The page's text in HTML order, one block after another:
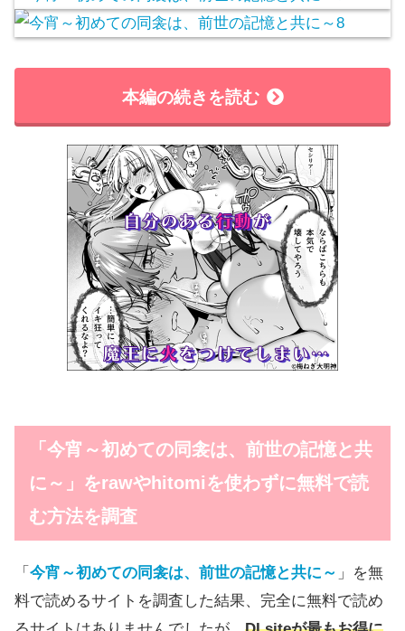
本編の続きを読む
「 今宵～初めての同衾は、前世の記憶と共
に～ 」をrawやhitomiを使わずに無料で読
む方法を調査
「 今宵～初めての同衾は、前世の記憶と共に～ 」を無
料で読めるサイトを調査した結果、完全に無料で読め